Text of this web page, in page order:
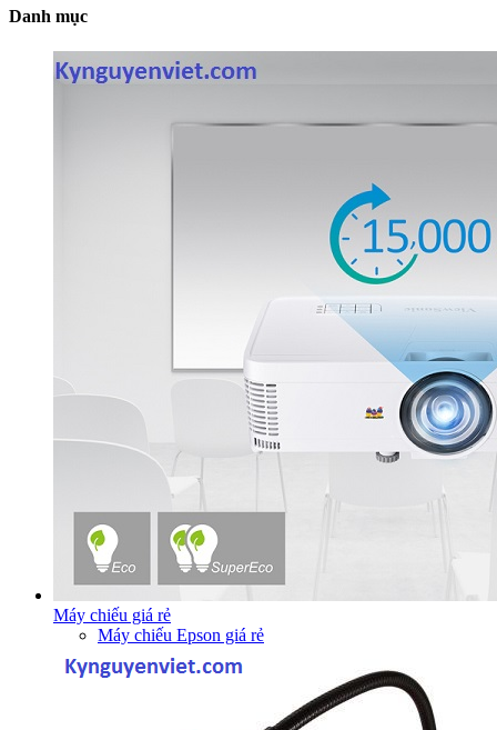
Danh mục
Máy chiếu giá rẻ
Máy chiếu Epson giá rẻ